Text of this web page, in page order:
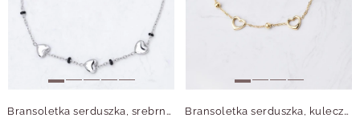
Bransoletka serduszka, srebrny S105929S00 Bransoletka serduszka, kuleczki, złoty S105917Z00